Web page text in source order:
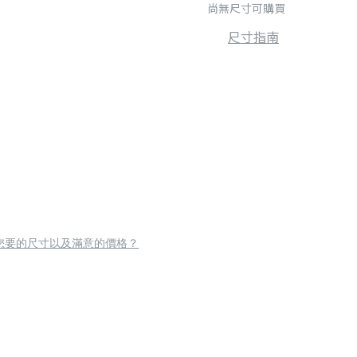
尚無尺寸可購買
尺寸指南
要的尺寸以及滿意的價格？